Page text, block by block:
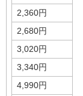
2,360円
2,680円
3,020円
3,340円
4,990円